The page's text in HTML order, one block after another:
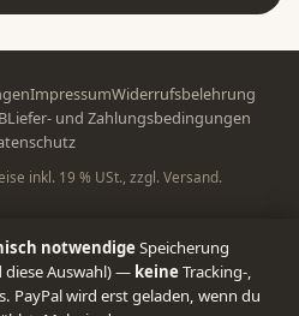
ImpressumWiderrufsbelehrung
Liefer- und Zahlungsbedingungen
inkl. 19 % USt., zzgl. Versand.
notwendigeSpeicherung
diese Auswahl) — keineTracking-,
PayPal wird erst geladen, wenn du